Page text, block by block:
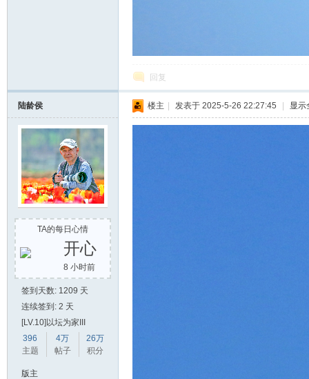
回复
陆龄侯
TA的每日心情
开心
8 小时前
签到天数: 1209 天
连续签到: 2 天
[LV.10]以坛为家III
396
主题
4万
帖子
26万
积分
版主
楼主 发表于 2025-5-26 22:27:45 显示